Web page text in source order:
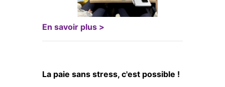
En savoir plus >
La paie sans stress, c'est possible !